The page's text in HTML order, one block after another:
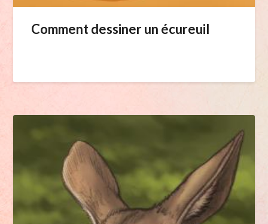
Comment dessiner un écureuil